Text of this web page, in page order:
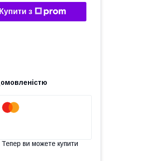
Купити з
Тепер ви можете купити